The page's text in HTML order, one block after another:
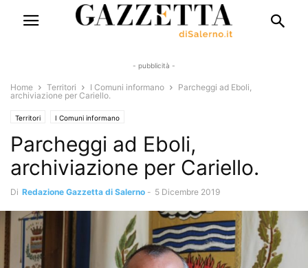
- pubblicità -
Home Territori I Comuni informano
Parcheggi ad Eboli,
archiviazione per Cariello.
Territori I Comuni informano
Parcheggi ad Eboli,
archiviazione per Cariello.
Di Redazione Gazzetta di Salerno - 5 Dicembre 2019